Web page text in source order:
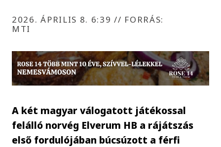
2026. ÁPRILIS 8. 6:39// FORRÁS:
MTI
A két magyar válogatott játékossal
felálló norvég Elverum HB a rájátszás
első fordulójában búcsúzott a férfi